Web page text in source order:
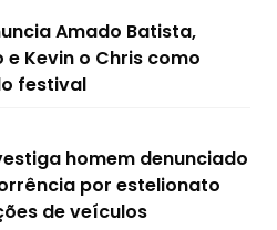
Amado Batista,
e Kevin o Chris como
festival
homem denunciado
por estelionato
de veículos